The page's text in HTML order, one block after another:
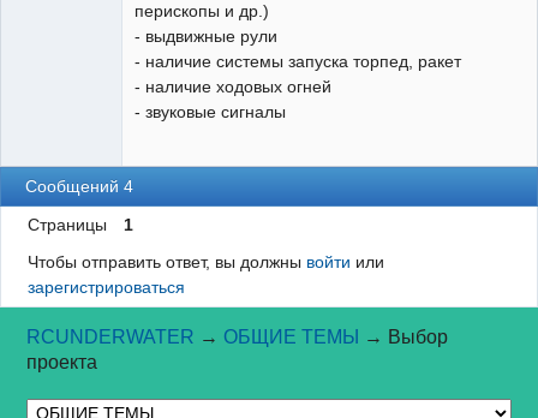
перископы и др.)
- выдвижные рули
- наличие системы запуска торпед, ракет
- наличие ходовых огней
- звуковые сигналы
Сообщений 4
Страницы
1
Чтобы отправить ответ, вы должны войти или
зарегистрироваться
RCUNDERWATER → ОБЩИЕ ТЕМЫ → Выбор
проекта